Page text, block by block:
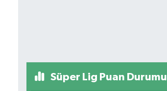
Süper Lig Puan Durumu